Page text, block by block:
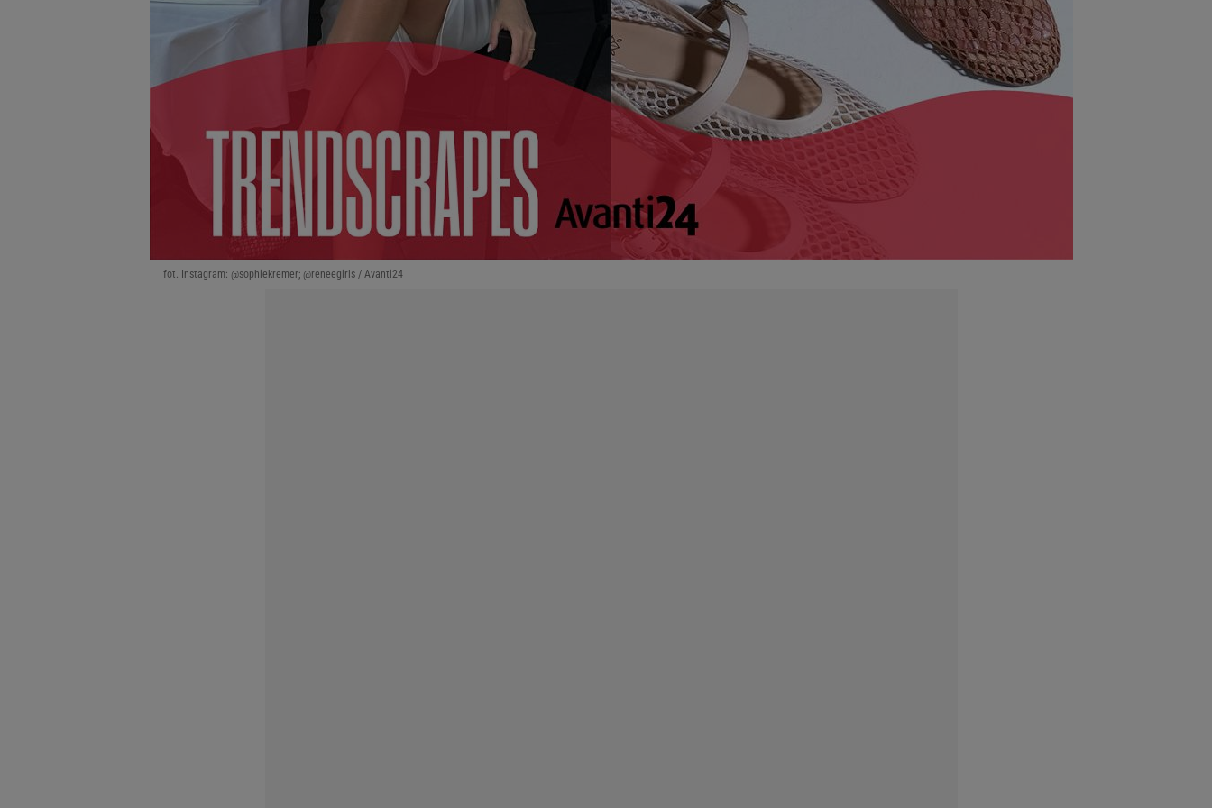
fot. Instagram: @sophiekremer; @reneegirls / Avanti24